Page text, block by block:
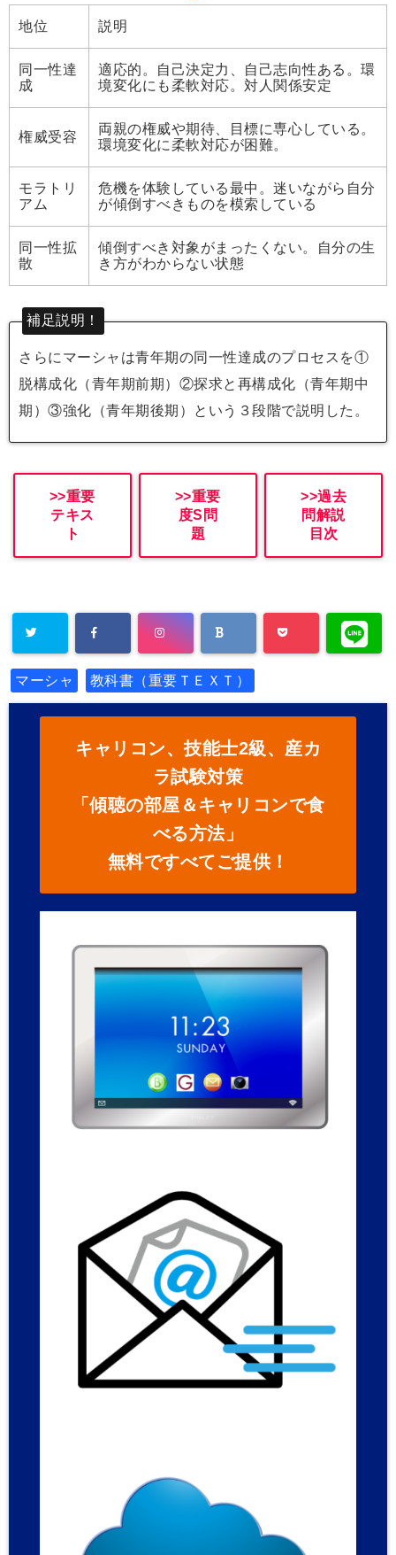
地位 説明
同一性達
成
適応的。自己決定力、自己志向性ある。環
境変化にも柔軟対応。対人関係安定
権威受容
両親の権威や期待、目標に専心している。
環境変化に柔軟対応が困難。
モラトリ
アム
危機を体験している最中。迷いながら自分
が傾倒すべきものを模索している
同一性拡
散
傾倒すべき対象がまったくない。自分の生
き方がわからない状態
補足説明！
さらにマーシャは青年期の同一性達成のプロセスを①
脱構成化（青年期前期）②探求と再構成化（青年期中
期）③強化（青年期後期）という３段階で説明した。
>>重要
テキス
ト
>>重要
度S問
題
>>過去
問解説
目次
マーシャ 教科書（重要ＴＥＸＴ）
キャリコン、技能士2級、産カ
ラ試験対策
「傾聴の部屋＆キャリコンで食
べる方法」
無料ですべてご提供！